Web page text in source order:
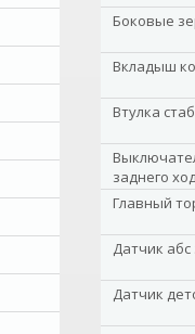
Боковые
Вкладыш
Втулка
заднего
Главный
Датчик
Датчик